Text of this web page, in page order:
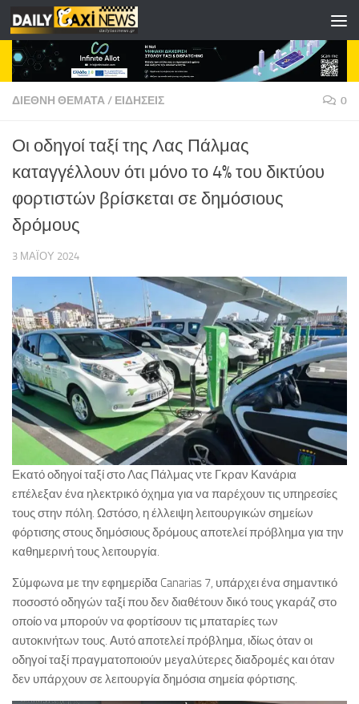
Skip to content
ΔΙΕΘΝΗ ΘΕΜΑΤΑ/ ΕΙΔΗΣΕΙΣ 0
Οι οδηγοί ταξί της Λας Πάλμας
καταγγέλλουν ότι μόνο το 4% του δικτύου
φορτιστών βρίσκεται σε δημόσιους
δρόμους
3 ΜΑΪ́ΟΥ 2024
Εκατό οδηγοί ταξί στο Λας Πάλμας ντε Γκραν Κανάρια
επέλεξαν ένα ηλεκτρικό όχημα για να παρέχουν τις υπηρεσίες
τους στην πόλη. Ωστόσο, η έλλειψη λειτουργικών σημείων
φόρτισης στους δημόσιους δρόμους αποτελεί πρόβλημα για την
καθημερινή τους λειτουργία.
Σύμφωνα με την εφημερίδα Canarias 7, υπάρχει ένα σημαντικό
ποσοστό οδηγών ταξί που δεν διαθέτουν δικό τους γκαράζ στο
οποίο να μπορούν να φορτίσουν τις μπαταρίες των
αυτοκινήτων τους. Αυτό αποτελεί πρόβλημα, ιδίως όταν οι
οδηγοί ταξί πραγματοποιούν μεγαλύτερες διαδρομές και όταν
δεν υπάρχουν σε λειτουργία δημόσια σημεία φόρτισης.